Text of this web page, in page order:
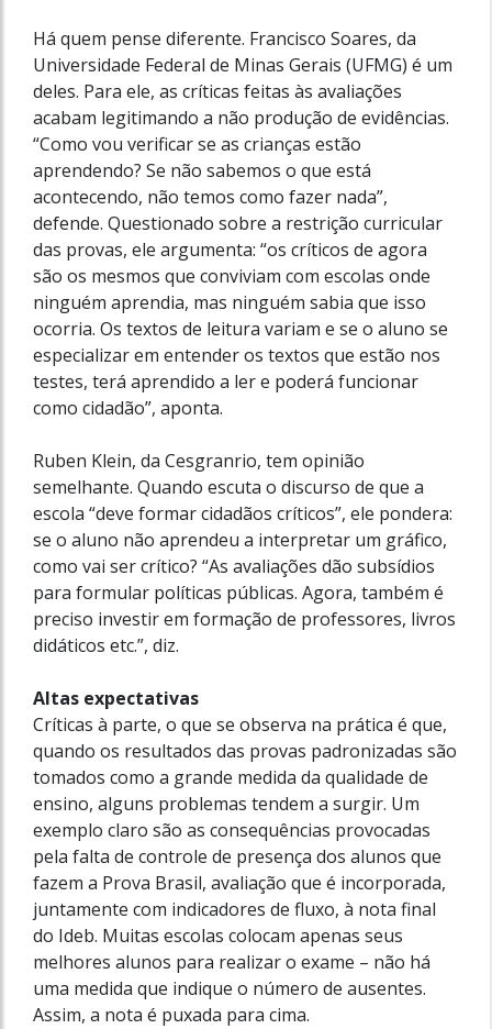
Há quem pense diferente. Francisco Soares, da
Universidade Federal de Minas Gerais (UFMG) é um
deles. Para ele, as críticas feitas às avaliações
acabam legitimando a não produção de evidências.
“Como vou verificar se as crianças estão
aprendendo? Se não sabemos o que está
acontecendo, não temos como fazer nada”,
defende. Questionado sobre a restrição curricular
das provas, ele argumenta: “os críticos de agora
são os mesmos que conviviam com escolas onde
ninguém aprendia, mas ninguém sabia que isso
ocorria. Os textos de leitura variam e se o aluno se
especializar em entender os textos que estão nos
testes, terá aprendido a ler e poderá funcionar
como cidadão”, aponta.
Ruben Klein, da Cesgranrio, tem opinião
semelhante. Quando escuta o discurso de que a
escola “deve formar cidadãos críticos”, ele pondera:
se o aluno não aprendeu a interpretar um gráfico,
como vai ser crítico? “As avaliações dão subsídios
para formular políticas públicas. Agora, também é
preciso investir em formação de professores, livros
didáticos etc.”, diz.
Altas expectativas
Críticas à parte, o que se observa na prática é que,
quando os resultados das provas padronizadas são
tomados como a grande medida da qualidade de
ensino, alguns problemas tendem a surgir. Um
exemplo claro são as consequências provocadas
pela falta de controle de presença dos alunos que
fazem a Prova Brasil, avaliação que é incorporada,
juntamente com indicadores de fluxo, à nota final
do Ideb. Muitas escolas colocam apenas seus
melhores alunos para realizar o exame – não há
uma medida que indique o número de ausentes.
Assim, a nota é puxada para cima.